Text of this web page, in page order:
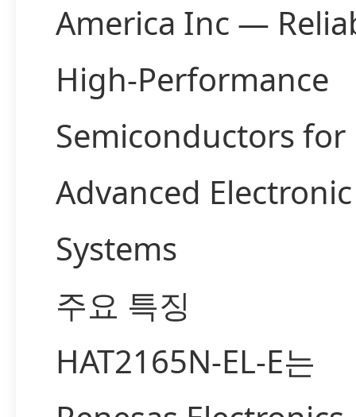
America Inc —
High-Performance
Semiconductors for
Advanced Electronic
Systems
주요 특징
HAT2165N-EL-E는